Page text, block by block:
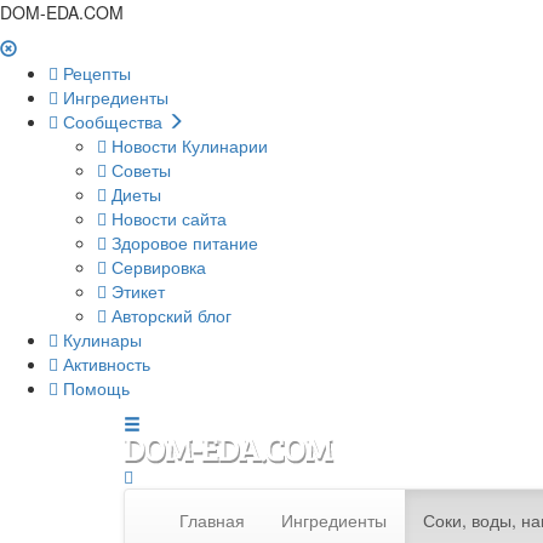
DOM-EDA.COM
Рецепты
Ингредиенты
Сообщества
Новости Кулинарии
Советы
Диеты
Новости сайта
Здоровое питание
Сервировка
Этикет
Авторский блог
Кулинары
Активность
Помощь
Главная Ингредиенты Соки, воды,